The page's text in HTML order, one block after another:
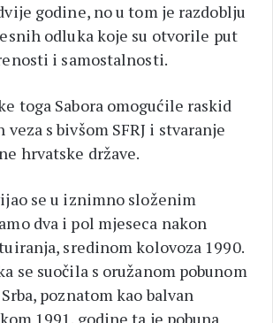
godine, no u tom je razdoblju
odluka koje su otvorile put
i samostalnosti.
toga Sabora omogućile raskid
s bivšom SFRJ i stvaranje
hrvatske države.
se u iznimno složenim
dva i pol mjeseca nakon
sredinom kolovoza 1990.
se suočila s oružanom pobunom
poznatom kao balvan
1991. godine ta je pobuna